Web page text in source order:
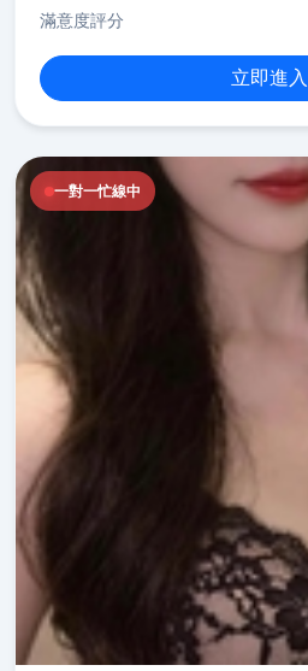
滿意度評分
立即進入
一對一忙線中